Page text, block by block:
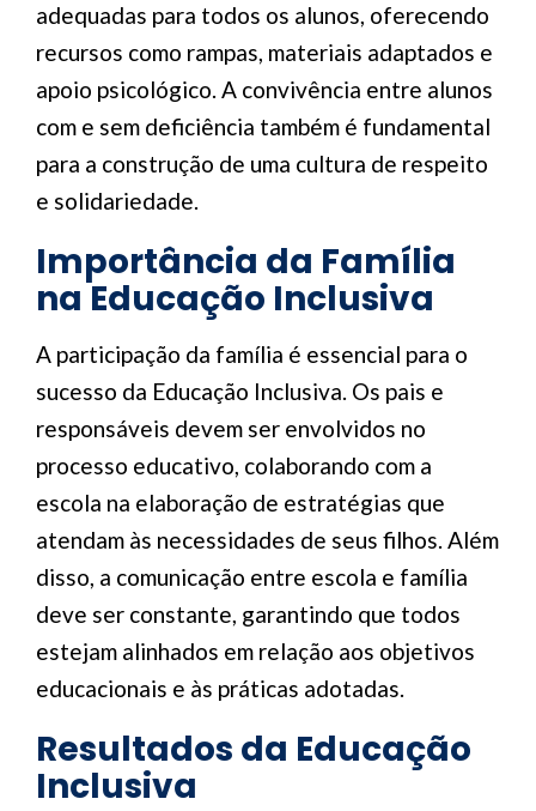
adequadas para todos os alunos, oferecendo
recursos como rampas, materiais adaptados e
apoio psicológico. A convivência entre alunos
com e sem deficiência também é fundamental
para a construção de uma cultura de respeito
e solidariedade.
Importância da Família
na Educação Inclusiva
A participação da família é essencial para o
sucesso da Educação Inclusiva. Os pais e
responsáveis devem ser envolvidos no
processo educativo, colaborando com a
escola na elaboração de estratégias que
atendam às necessidades de seus filhos. Além
disso, a comunicação entre escola e família
deve ser constante, garantindo que todos
estejam alinhados em relação aos objetivos
educacionais e às práticas adotadas.
Resultados da Educação
Inclusiva